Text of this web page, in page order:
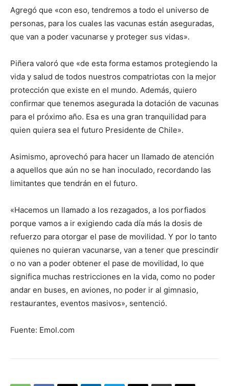
Agregó que «con eso, tendremos a todo el universo de
personas, para los cuales las vacunas están aseguradas,
que van a poder vacunarse y proteger sus vidas».
Piñera valoró que «de esta forma estamos protegiendo la
vida y salud de todos nuestros compatriotas con la mejor
protección que existe en el mundo. Además, quiero
confirmar que tenemos asegurada la dotación de vacunas
para el próximo año. Esa es una gran tranquilidad para
quien quiera sea el futuro Presidente de Chile».
Asimismo, aprovechó para hacer un llamado de atención
a aquellos que aún no se han inoculado, recordando las
limitantes que tendrán en el futuro.
«Hacemos un llamado a los rezagados, a los porfiados
porque vamos a ir exigiendo cada día más la dosis de
refuerzo para otorgar el pase de movilidad. Y por lo tanto
quienes no quieran vacunarse, van a tener que prescindir
o no van a poder obtener el pase de movilidad, lo que
significa muchas restricciones en la vida, como no poder
andar en buses, en aviones, no poder ir al gimnasio,
restaurantes, eventos masivos», sentenció.
Fuente: Emol.com